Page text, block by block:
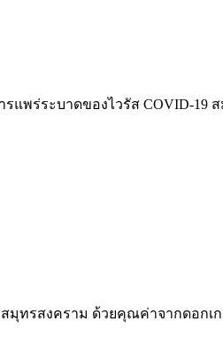
ร่ระบาดของไวรัส COVID-19 ส
ทรสงคราม ด้วยคุณค่าจากดอกเ